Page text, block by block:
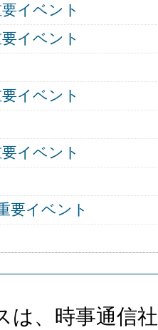
イベント
イベント
イベント
イベント
要イベント
は、時事通信